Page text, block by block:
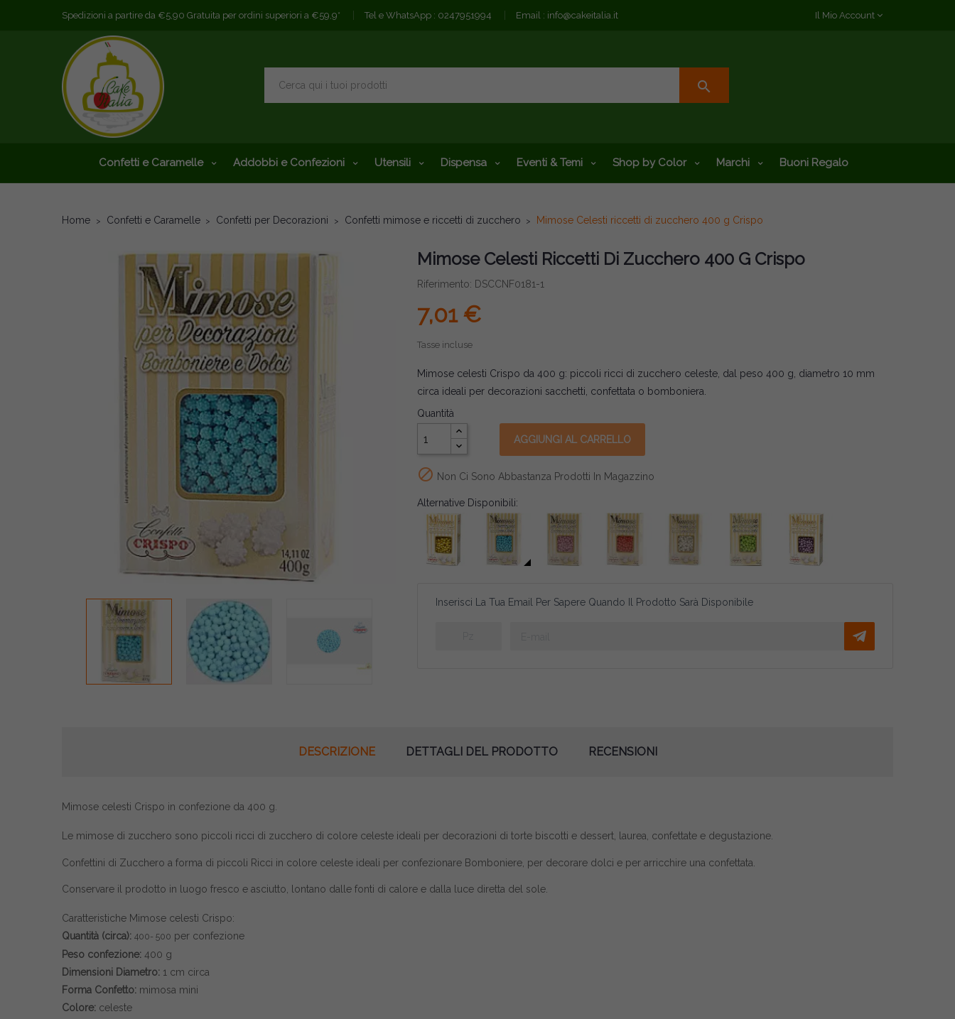
Spedizioni a partire da €5,90 Gratuita per ordini superiori a €59,9* Tel e WhatsApp : 0247951994 Email : info@cakeitalia.it Il Mio Account
search
Confetti e Caramelle Addobbi e Confezioni Utensili Dispensa Eventi & Temi Shop by Color Marchi Buoni Regalo
Home Confetti e Caramelle Confetti per Decorazioni Confetti mimose e riccetti di zucchero Mimose Celesti riccetti di zucchero 400 g Crispo
Mimose Celesti Riccetti Di Zucchero 400 G Crispo
Riferimento: DSCCNF0181-1
7,01 €
Tasse incluse
Mimose celesti Crispo da 400 g: piccoli ricci di zucchero celeste, dal peso 400 g, diametro 10 mm
circa ideali per decorazioni sacchetti, confettata o bomboniera.
Quantità
AGGIUNGI AL CARRELLO
 Non Ci Sono Abbastanza Prodotti In Magazzino
Alternative Disponibili:
Inserisci La Tua Email Per Sapere Quando Il Prodotto Sarà Disponibile
DESCRIZIONE DETTAGLI DEL PRODOTTO RECENSIONI
Mimose celesti Crispo in confezione da 400 g.
Le mimose di zucchero sono piccoli ricci di zucchero di colore celeste ideali per decorazioni di torte biscotti e dessert, laurea, confettate e degustazione.
Confettini di Zucchero a forma di piccoli Ricci in colore celeste ideali per confezionare Bomboniere, per decorare dolci e per arricchire una confettata.
Conservare il prodotto in luogo fresco e asciutto, lontano dalle fonti di calore e dalla luce diretta del sole.
Caratteristiche Mimose celesti Crispo:
Quantità (circa): 400- 500 per confezione
Peso confezione: 400 g
Dimensioni Diametro: 1 cm circa
Forma Confetto: mimosa mini
Colore: celeste